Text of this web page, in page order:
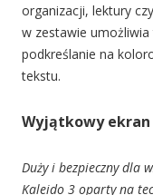
organizacji, lektury
w zestawie
podkreślanie na
tekstu.
Wyjątkowy ekran
Duży i bezpieczny dla
Kaleido 3 oparty na